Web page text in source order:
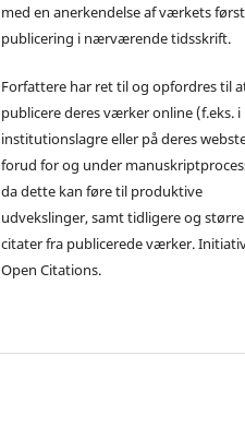
med en anerkendelse af værkets
publicering i nærværende tidsskrift.
Forfattere har ret til og opfordres til
publicere deres værker online (f.eks. i
institutionslagre eller på deres
forud for og under
da dette kan føre til produktive
udvekslinger, samt tidligere og større
citater fra publicerede værker.
Open Citations.